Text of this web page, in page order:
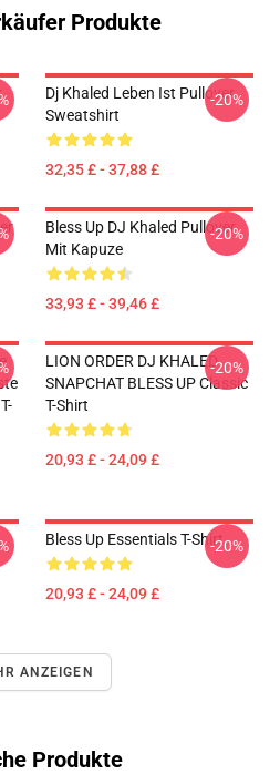
Produkte
Dj Khaled Leben Ist Pullover
Sweatshirt
32,35 £ - 37,88 £
-20%
Bless Up DJ Khaled Pullover
Mit Kapuze
33,93 £ - 39,46 £
-20%
LION ORDER DJ KHALED
SNAPCHAT BLESS UP Classic
T-Shirt
20,93 £ - 24,09 £
-20%
Bless Up Essentials T-Shirt
20,93 £ - 24,09 £
-20%
ANZEIGEN
Produkte